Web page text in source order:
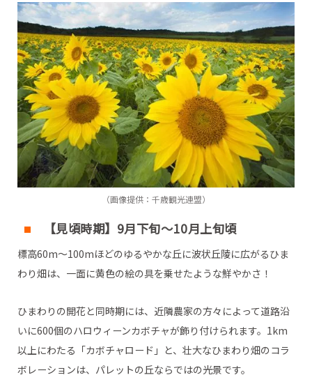
（画像提供：千歳観光連盟）
【見頃時期】9月下旬～10月上旬頃
標高60m～100mほどのゆるやかな丘に波状丘陵に広がるひま
わり畑は、一面に黄色の絵の具を乗せたような鮮やかさ！
ひまわりの開花と同時期には、近隣農家の方々によって道路沿
いに600個のハロウィーンカボチャが飾り付けられます。1km
以上にわたる「カボチャロード」と、壮大なひまわり畑のコラ
ボレーションは、パレットの丘ならではの光景です。